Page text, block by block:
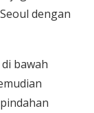
dengan
bawah